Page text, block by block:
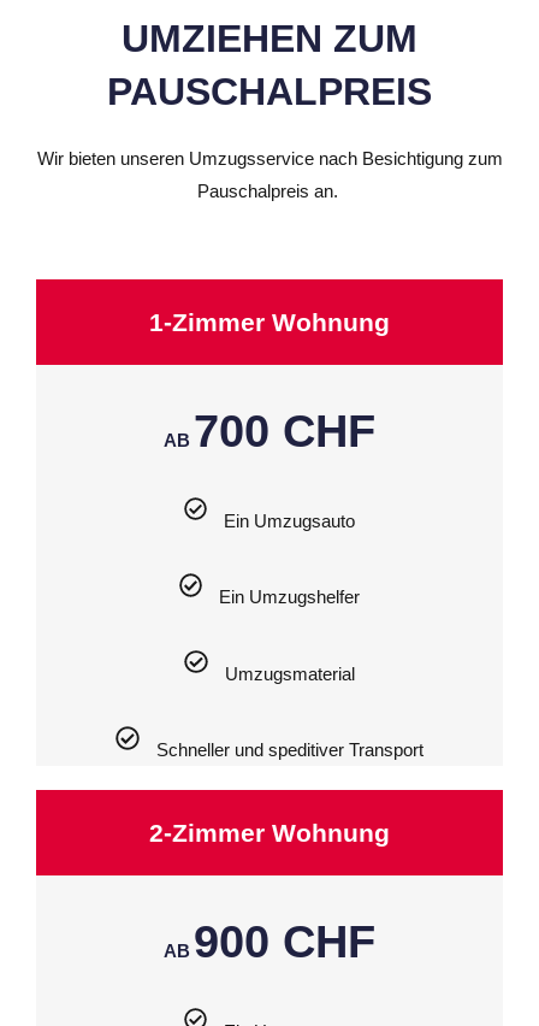
UMZIEHEN ZUM
PAUSCHALPREIS
Wir bieten unseren Umzugsservice nach Besichtigung zum
Pauschalpreis an.
1-Zimmer Wohnung
AB 700 CHF
Ein Umzugsauto
Ein Umzugshelfer
Umzugsmaterial
Schneller und speditiver Transport
2-Zimmer Wohnung
AB 900 CHF